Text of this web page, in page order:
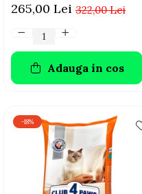
322,00 Lei
265,00 Lei
Adauga in cos
-18%